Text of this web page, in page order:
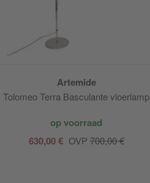
Artemide
Tolomeo Terra Basculante vloerlamp
op voorraad
630,00 € OVP 700,00 €